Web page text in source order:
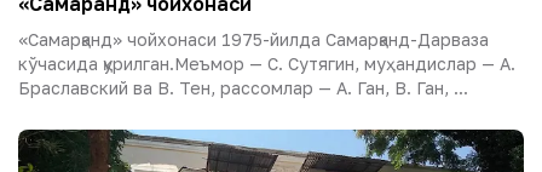
«Самарқанд» чойхонаси 1975-йилда Самарқанд-Дарваза
кўчасида қурилган.Меъмор — С. Сутягин, муҳандислар — А.
Браславский ва В. Тен, рассомлар — А. Ган, В. Ган, ...